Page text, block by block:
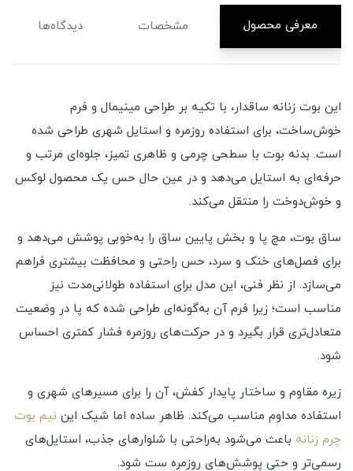
معرفی محصول مشخصات دیدگاه‌ها
این بوت زنانه ساقدار، با تکیه بر طراحی مینیمال و فرم
خوش‌ساخت، برای استفاده روزمره و استایل شهری طراحی شده
است. بدنه بوت با سطحی چرمی و ظاهری تمیز، جلوه‌ای مرتب و
حرفه‌ای به استایل می‌دهد و در عین حال حس یک محصول لوکس
و خوش‌دوخت را منتقل می‌کند.
ساق بوت، مچ پا و بخش پایین ساق را به‌خوبی پوشش می‌دهد و
برای فصل‌های خنک و سرد، حس راحتی و محافظت بیشتری فراهم
می‌سازد. از نظر فنی، این مدل برای استفاده طولانی‌مدت نیز
مناسب است؛ زیرا فرم آن به‌گونه‌ای طراحی شده که پا در وضعیت
متعادل‌تری قرار بگیرد و در حرکت‌های روزمره فشار کمتری احساس
شود.
زیره مقاوم و ساختار پایدار کفش، آن را برای مسیرهای شهری و
استفاده مداوم مناسب می‌کند. ظاهر ساده اما شیک این نیم بوت
چرم زنانه باعث می‌شود به‌راحتی با شلوارهای جذب، استایل‌های
رسمی‌تر و حتی پوشش‌های روزمره ست شود.